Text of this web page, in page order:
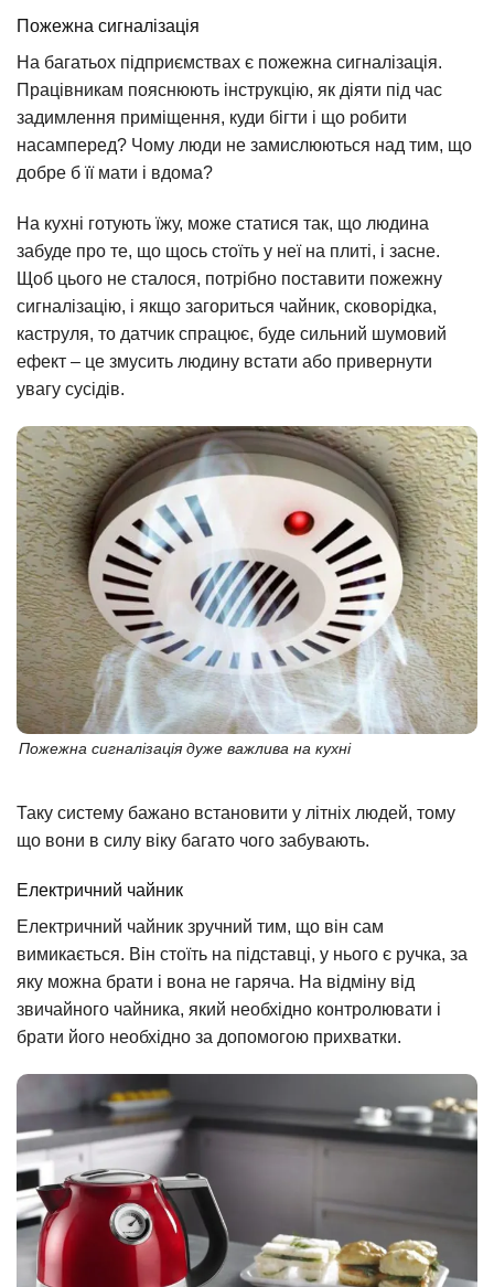
Пожежна сигналізація
На багатьох підприємствах є пожежна сигналізація.
Працівникам пояснюють інструкцію, як діяти під час
задимлення приміщення, куди бігти і що робити
насамперед? Чому люди не замислюються над тим, що
добре б її мати і вдома?
На кухні готують їжу, може статися так, що людина
забуде про те, що щось стоїть у неї на плиті, і засне.
Щоб цього не сталося, потрібно поставити пожежну
сигналізацію, і якщо загориться чайник, сковорідка,
каструля, то датчик спрацює, буде сильний шумовий
ефект – це змусить людину встати або привернути
увагу сусідів.
Пожежна сигналізація дуже важлива на кухні
Таку систему бажано встановити у літніх людей, тому
що вони в силу віку багато чого забувають.
Електричний чайник
Електричний чайник зручний тим, що він сам
вимикається. Він стоїть на підставці, у нього є ручка, за
яку можна брати і вона не гаряча. На відміну від
звичайного чайника, який необхідно контролювати і
брати його необхідно за допомогою прихватки.